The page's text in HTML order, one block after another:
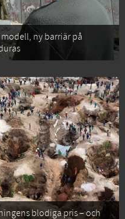
modell, ny barriär på
blodiga pris – och